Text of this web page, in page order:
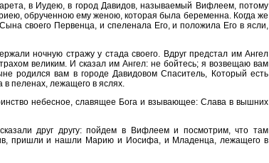
в Иудею, в город Давидов, называемый Вифлеем, потому
обрученною ему женою, которая была беременна. Когда же
своего Первенца, и спеленала Его, и положила Его в ясли,
ночную стражу у стада своего. Вдруг предстал им Ангел
великим. И сказал им Ангел: не бойтесь; я возвещаю вам
родился вам в городе Давидовом Спаситель, Который есть
в пеленах, лежащего в яслях.
небесное, славящее Бога и взывающее: Слава в вышних
друг другу: пойдем в Вифлеем и посмотрим, что там
пришли и нашли Марию и Иосифа, и Младенца, лежащего в